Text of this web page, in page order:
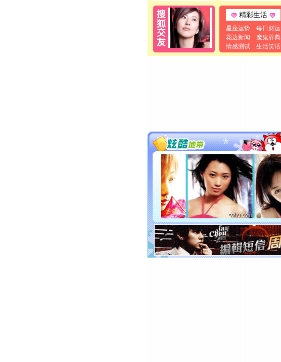
精彩生活
星座运势
每日财运
花边新闻
魔鬼辞典
情感测试
生活笑话